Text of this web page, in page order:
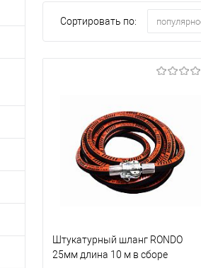
Сортировать по:
Штукатурный шланг RONDO
25мм длина 10 м в сборе